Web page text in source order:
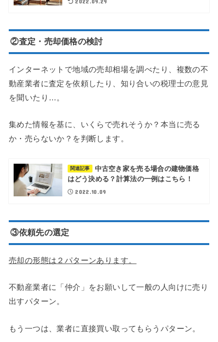
②査定・売却価格の検討
インターネットで地域の売却相場を調べたり、複数の不
動産業者に査定を依頼したり、知り合いの税理士の意見
を聞いたり…。
集めた情報を基に、いくらで売れそうか？本当に売る
か・売らないか？を判断します。
関連記事
中古空き家を売る場合の建物価格
はどう決める？計算法の一例はこちら！
2022.10.09
③依頼先の選定
売却の形態は２パターンあります。
不動産業者に「仲介」をお願いして一般の人向けに売り
出すパターン。
もう一つは、業者に直接買い取ってもらうパターン。